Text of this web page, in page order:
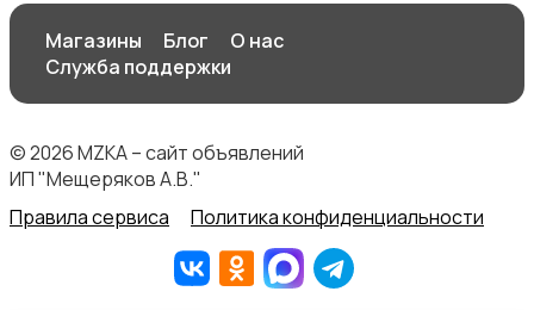
Магазины Блог
О нас
Служба поддержки
© 2026 MZKA – сайт объявлений
ИП "Мещеряков А.В."
Правила сервиса
Политика конфиденциальности